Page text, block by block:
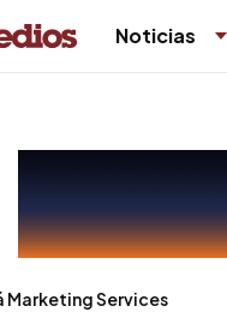
Noticias
Marketing Services